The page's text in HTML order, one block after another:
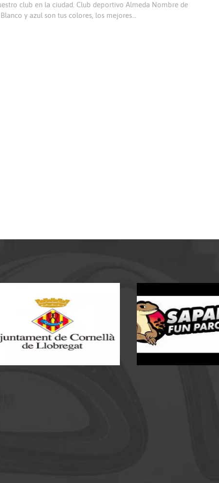
club en la ciudad. Club deportivo Almeda Nombre de
y azul son tus colores, los mejores...